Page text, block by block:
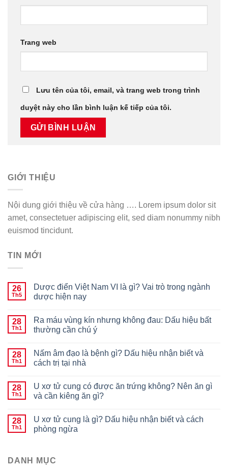
Trang web
Lưu tên của tôi, email, và trang web trong trình
duyệt này cho lần bình luận kế tiếp của tôi.
GIỚI THIỆU
Nội dung giới thiệu về cửa hàng …. Lorem ipsum dolor sit
amet, consectetuer adipiscing elit, sed diam nonummy nibh
euismod tincidunt.
TIN MỚI
26
Th5
Dược điển Việt Nam VI là gì? Vai trò trong ngành
dược hiện nay
28
Th1
Ra máu vùng kín nhưng không đau: Dấu hiệu bất
thường cần chú ý
28
Th1
Nấm âm đạo là bệnh gì? Dấu hiệu nhận biết và
cách trị tại nhà
28
Th1
U xơ tử cung có được ăn trứng không? Nên ăn gì
và cần kiêng ăn gì?
28
Th1
U xơ tử cung là gì? Dấu hiệu nhận biết và cách
phòng ngừa
DANH MỤC